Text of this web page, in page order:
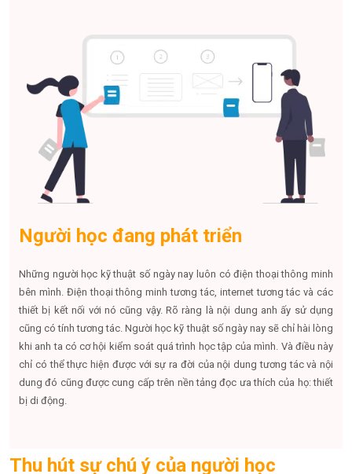
Người học đang phát triển
Những người học kỹ thuật số ngày nay luôn có điện thoại thông minh
bên mình. Điện thoại thông minh tương tác, internet tương tác và các
thiết bị kết nối với nó cũng vậy. Rõ ràng là nội dung anh ấy sử dụng
cũng có tính tương tác. Người học kỹ thuật số ngày nay sẽ chỉ hài lòng
khi anh ta có cơ hội kiểm soát quá trình học tập của mình. Và điều này
chỉ có thể thực hiện được với sự ra đời của nội dung tương tác và nội
dung đó cũng được cung cấp trên nền tảng đọc ưa thích của họ: thiết
bị di động.
Thu hút sự chú ý của người học